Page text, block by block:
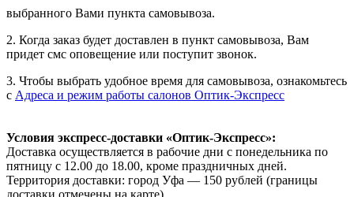
выбранного Вами пункта самовывоза.
2. Когда заказ будет доставлен в пункт самовывоза, Вам
придет смс оповещение или поступит звонок.
3. Чтобы выбрать удобное время для самовывоза, ознакомьтесь
с Адреса и режим работы салонов Оптик-Экспресс
Условия экспресс-доставки «Оптик-Экспресс»:
Доставка осуществляется в рабочие дни с понедельника по
пятницу с 12.00 до 18.00, кроме праздничных дней.
Территория доставки: город Уфа — 150 рублей (границы
доставки отмечены на карте).